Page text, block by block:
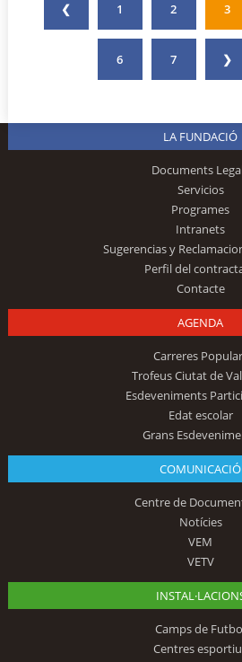
❮ 1 2 3
6 7 ❯
LA FUNDACIÓ
Documents
Servicios
Programes
Intranets
Sugerencias y
Perfil del
Contacte
AGENDA
Carreres
Trofeus Ciutat de
Esdeveniments
Edat escolar
Grans
COMUNICACIÓ
Centre de
Notícies
VEM
VETV
Camps de
Centres